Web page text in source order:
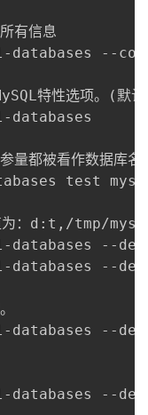
有信息
--
特性选项。(默
量都被看作数据库名
test
值为：d:t,/tmp/
--
--
--
--